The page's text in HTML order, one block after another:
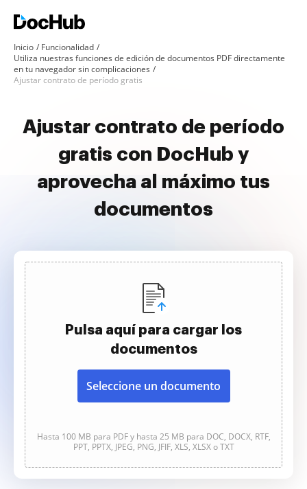
Inicio
Funcionalidad
Utiliza nuestras funciones de edición de documentos PDF directamente
en tu navegador sin complicaciones
Ajustar contrato de período gratis
Ajustar contrato de período
gratis con DocHub y
aprovecha al máximo tus
documentos
Pulsa aquí para cargar los
documentos
Seleccione un documento
Hasta 100 MB para PDF y hasta 25 MB para DOC, DOCX, RTF,
PPT, PPTX, JPEG, PNG, JFIF, XLS, XLSX o TXT